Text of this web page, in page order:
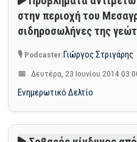
στην περιοχή του
σιδηροσωλήνες της
Γιώργος Στριγάρης
Δευτέρα, 23 Ιουνίου 2014
Ενημερωτικό Δελτίο